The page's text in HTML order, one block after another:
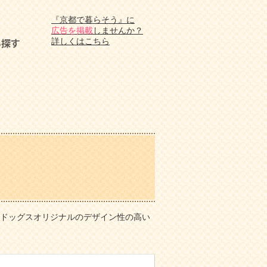
『京都で暮らそう』に
広告を掲載しませんか？
詳しくはこちら
ッグスオリジナルのデザイン性の高い